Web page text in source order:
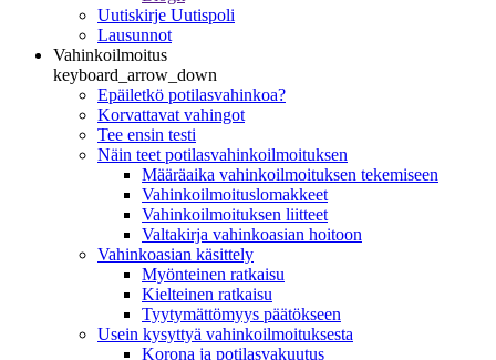
Uutiskirje Uutispoli
Lausunnot
Vahinkoilmoitus
keyboard_arrow_down
Epäiletkö potilasvahinkoa?
Korvattavat vahingot
Tee ensin testi
Näin teet potilasvahinkoilmoituksen
Määräaika vahinkoilmoituksen tekemiseen
Vahinkoilmoituslomakkeet
Vahinkoilmoituksen liitteet
Valtakirja vahinkoasian hoitoon
Vahinkoasian käsittely
Myönteinen ratkaisu
Kielteinen ratkaisu
Tyytymättömyys päätökseen
Usein kysyttyä vahinkoilmoituksesta
Korona ja potilasvakuutus